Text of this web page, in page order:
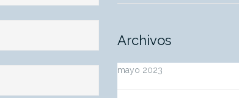
Archivos
mayo 2023